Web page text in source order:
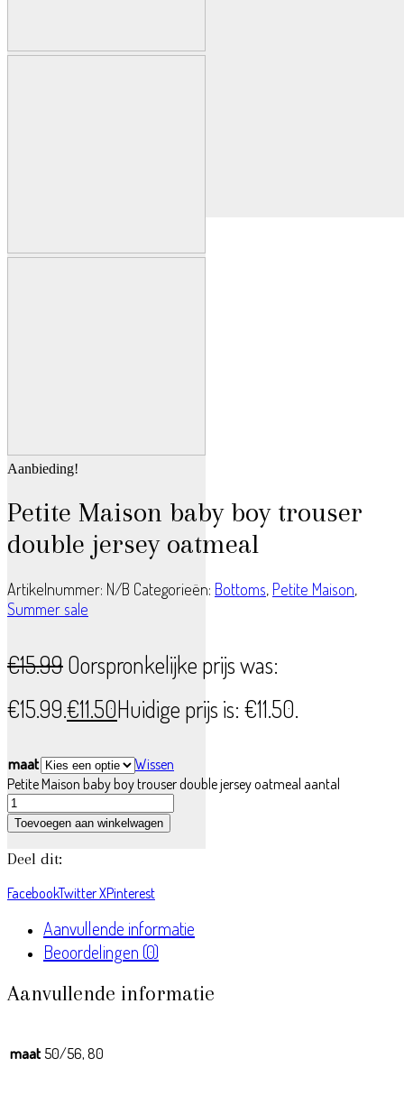
Aanbieding!
Petite Maison baby boy trouser
double jersey oatmeal
Artikelnummer: N/B Categorieën: Bottoms, Petite Maison,
Summer sale
€15.99Oorspronkelijke prijs was:
€15.99.€11.50Huidige prijs is: €11.50.
maat
Wissen
Petite Maison baby boy trouser double jersey oatmeal aantal
Toevoegen aan winkelwagen
Deel dit:
FacebookTwitter XPinterest
Aanvullende informatie
Beoordelingen (0)
Aanvullende informatie
maat 50/56, 80